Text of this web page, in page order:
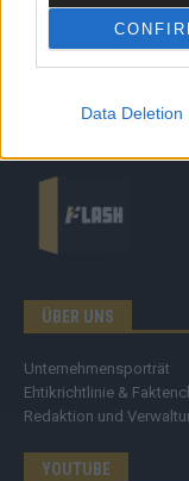
Data Deletion
Kommentar
Streams & Storys
Eurovision
FLASH – DAS
ÜBER UNS
Unternehmensporträt
Ehtikrichtlinie &
Redaktion und
YOUTUBE